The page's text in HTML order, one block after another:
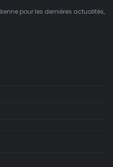
pour les dernières actualités,